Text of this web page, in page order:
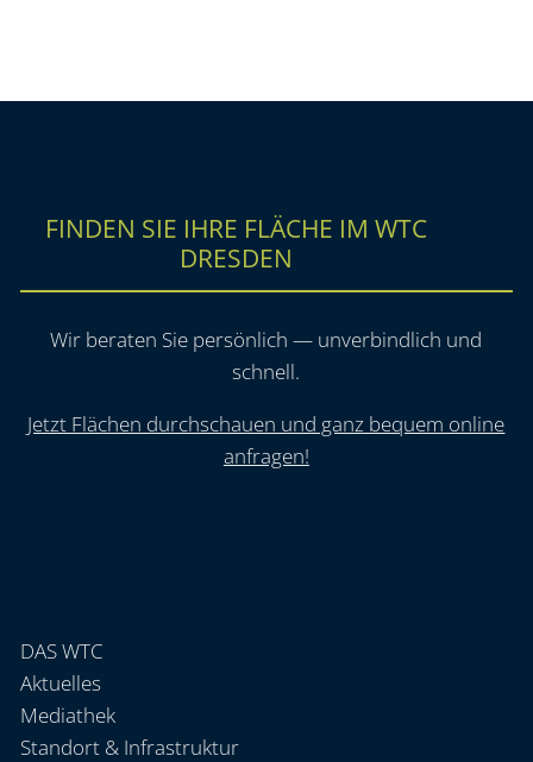
FINDEN SIE IHRE FLÄCHE IM WTC
DRESDEN
Wir beraten Sie persönlich — unverbindlich und
schnell.
Jetzt Flächen durchschauen und ganz bequem online
anfragen!
DAS WTC
Aktuelles
Mediathek
Standort & Infrastruktur